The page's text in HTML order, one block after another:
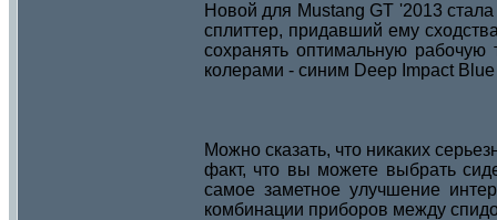
Новой для Mustang GT '2013
сплиттер, придавший ему
сохранять оптимальную
колерами - синим Deep Impact
Можно сказать, что никаких
факт, что вы можете выбрать
самое заметное улучшение
комбинации приборов между